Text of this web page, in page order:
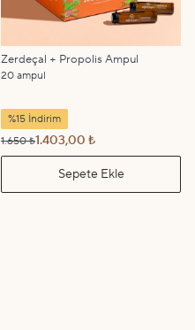
Zerdeçal + Propolis Ampul
20 ampul
%15 İndirim
1.650 ₺1.403,00 ₺
Sepete Ekle